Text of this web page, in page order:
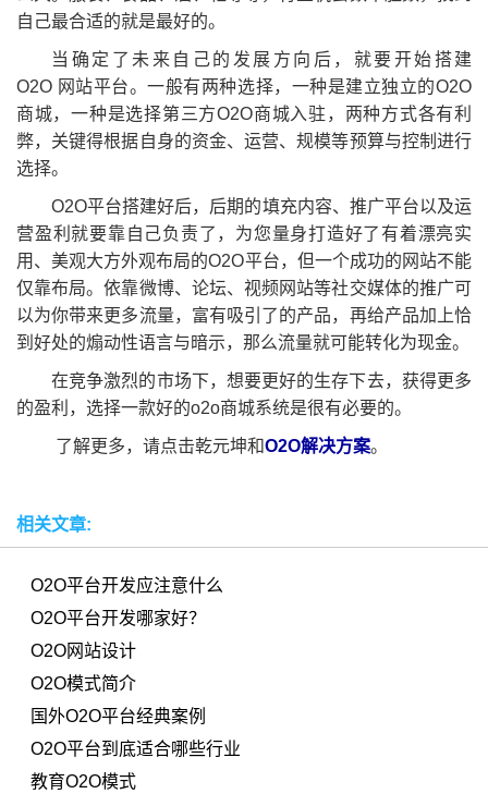
自己最合适的就是最好的。
当确定了未来自己的发展方向后，就要开始搭建
O2O 网站平台。一般有两种选择，一种是建立独立的O2O
商城，一种是选择第三方O2O商城入驻，两种方式各有利
弊，关键得根据自身的资金、运营、规模等预算与控制进行
选择。
O2O平台搭建好后，后期的填充内容、推广平台以及运
营盈利就要靠自己负责了，为您量身打造好了有着漂亮实
用、美观大方外观布局的O2O平台，但一个成功的网站不能
仅靠布局。依靠微博、论坛、视频网站等社交媒体的推广可
以为你带来更多流量，富有吸引了的产品，再给产品加上恰
到好处的煽动性语言与暗示，那么流量就可能转化为现金。
在竞争激烈的市场下，想要更好的生存下去，获得更多
的盈利，选择一款好的o2o商城系统是很有必要的。
了解更多，请点击乾元坤和O2O解决方案。
相关文章:
O2O平台开发应注意什么
O2O平台开发哪家好？
O2O网站设计
O2O模式简介
国外O2O平台经典案例
O2O平台到底适合哪些行业
教育O2O模式